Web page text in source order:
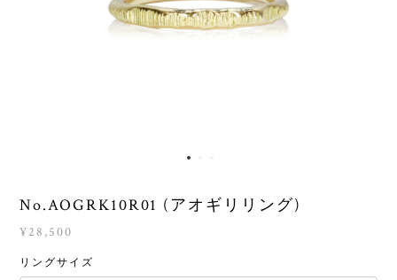
No.AOGRK10R01 (アオギリリング)
¥28,500
リングサイズ